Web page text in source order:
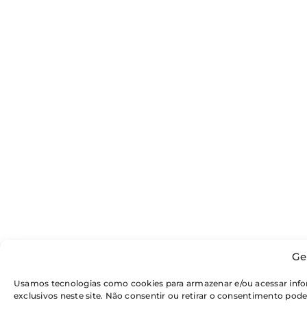
Usamos tecnologias como cookies para armazenar e/ou acessar
exclusivos neste site. Não consentir ou retirar o consentimento